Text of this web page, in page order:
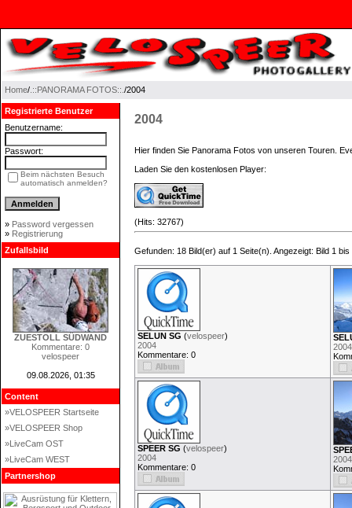
Home/ .::PANORAMA FOTOS::. /2004
Registrierte Benutzer
Benutzername:
Passwort:
Beim nächsten Besuch
automatisch anmelden?
» Password vergessen
» Registrierung
Zufallsbild
ZUESTOLL SÜDWAND
Kommentare: 0
velospeer
09.08.2026, 01:35
Content
»VELOSPEER Startseite
»VELOSPEER Shop
»LiveCam OST
»LiveCam WEST
Partnershop
2004
Hier finden Sie Panorama Fotos von unseren Touren.
Laden Sie den kostenlosen Player:
(Hits: 32767)
Gefunden: 18 Bild(er) auf 1 Seite(n). Angezeigt: Bild 1 bis
SELUN SG (velospeer)
2004
Kommentare: 0
2004
SPEER SG (velospeer)
2004
Kommentare: 0
2004